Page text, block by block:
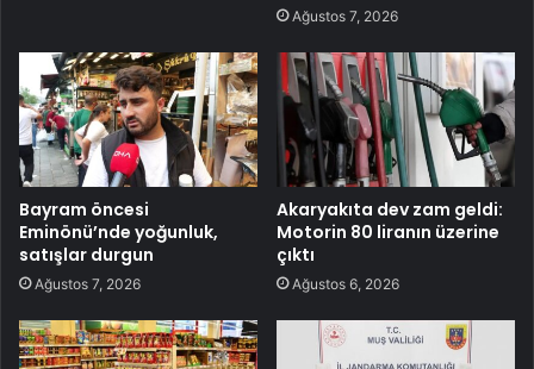
Ağustos 7, 2026
Bayram öncesi
Eminönü’nde yoğunluk,
satışlar durgun
Ağustos 7, 2026
Akaryakıta dev zam geldi:
Motorin 80 liranın üzerine
çıktı
Ağustos 6, 2026